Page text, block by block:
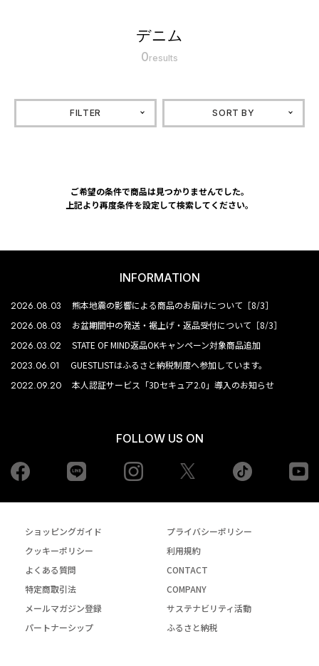
デニム
0results
FILTER SORT BY
ご希望の条件で商品は見つかりませんでした。
上記より再度条件を設定して検索してください。
INFORMATION
2026.08.03 熊本地震の影響による商品のお届けについて［8/3］
2026.08.03 お盆期間中の発送・裾上げ・返品受付について［8/3］
2026.03.02 STATE OF MIND返品OKキャンペーン対象商品追加
2023.06.01 GUESTLISTはふるさと納税制度へ参加しています。
2022.09.20 本人認証サービス「3Dセキュア2.0」導入のお知らせ
FOLLOW US ON
Facebook Instagram tiktok
ショッピングガイド
プライバシーポリシー
クッキーポリシー
利用規約
よくある質問
CONTACT
特定商取引法
COMPANY
メールマガジン登録
サステナビリティ活動
パートナーシップ
ふるさと納税